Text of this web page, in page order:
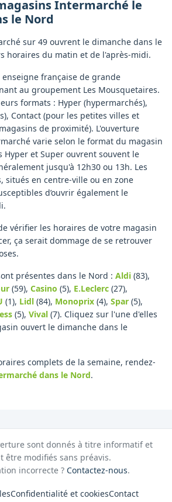
Intermarché le
le Nord
sur 49 ouvrent le dimanche dans le
horaires du matin et de l'après-midi.
française de grande
au groupement Les Mousquetaires.
formats : Hyper (hypermarchés),
Contact (pour les petites villes et
de proximité). L'ouverture
varie selon le format du magasin
Hyper et Super ouvrent souvent le
jusqu'à 12h30 ou 13h. Les
situés en centre-ville ou en zone
d’ouvrir également le
vérifier les horaires de votre magasin
ça serait dommage de se retrouver
présentes dans le Nord : Aldi (83),
(59), Casino (5), E.Leclerc (27),
(1), Lidl (84), Monoprix (4), Spar (5),
(5), Vival (7). Cliquez sur l'une d'elles
ouvert le dimanche dans le
complets de la semaine, rendez-
dans le Nord.
sont donnés à titre informatif et
être modifiés sans préavis.
incorrecte ? Contactez-nous.
Confidentialité et cookiesContact